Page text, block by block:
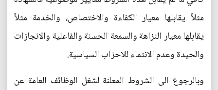
مثلاً يقابلها معيار الكفاءة والاختصاص، والخدمة مثلاً
يقابلها معيار النزاهة والسمعة الحسنة والفاعلية والانجازات
والحيدة وعدم الانتماء للاحزاب السياسية.
وبالرجوع الى الشروط المعلنة لشغل الوظائف العامة عن